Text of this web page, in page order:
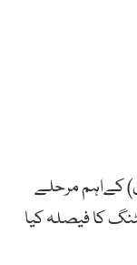
کےاہم مرحلے
کا فیصلہ کیا